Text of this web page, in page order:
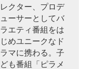
レクター、プロデ
ューサーとしてバ
ラエティ番組をは
じめユニークなド
ラマに携わる。子
ども番組「ピラメ